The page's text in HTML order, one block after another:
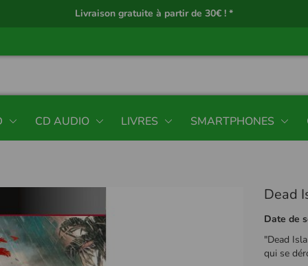
Livraison gratuite à partir de 30€ ! *
CD AUDIO LIVRES SMARTPHONES
Dead
Date de
"Dead
qui se